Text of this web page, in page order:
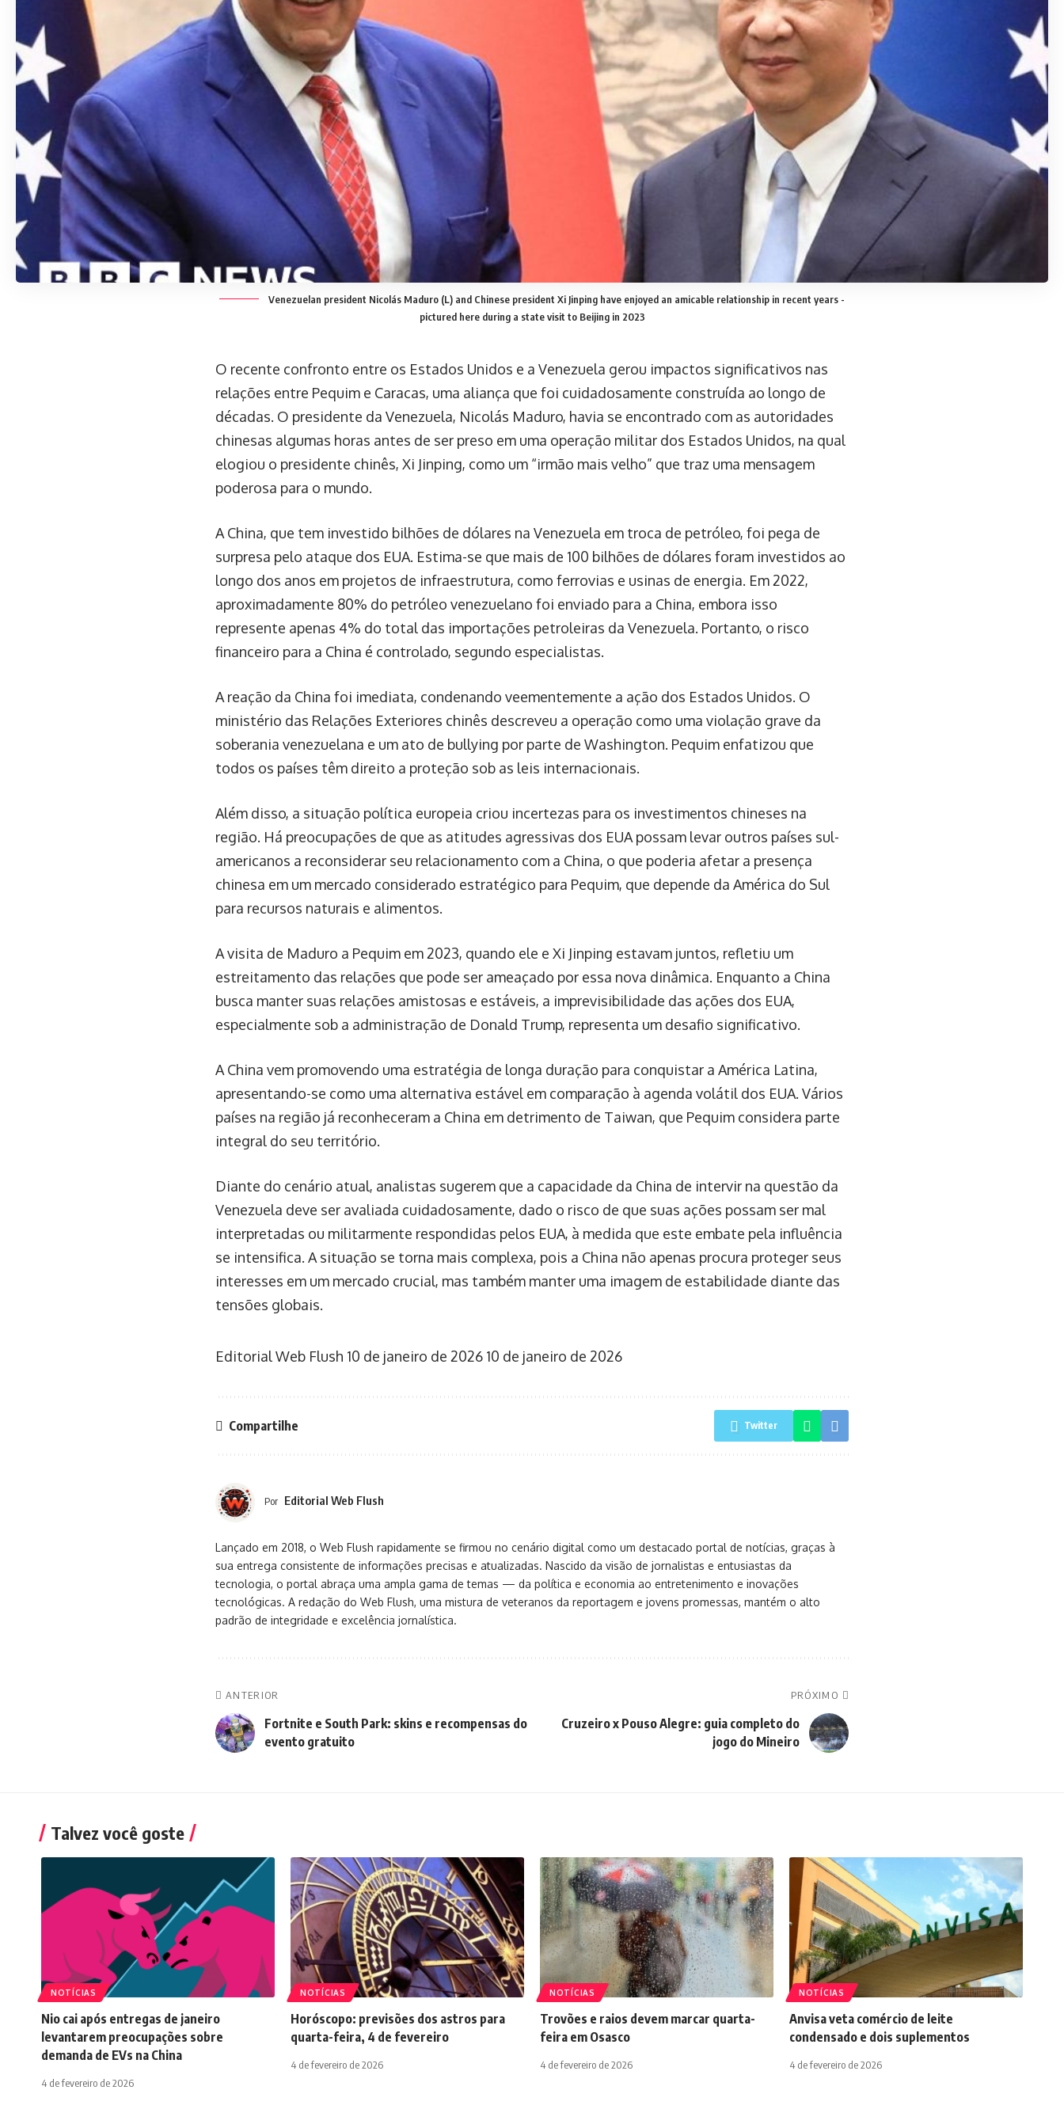
Venezuelan president Nicolás Maduro (L) and Chinese president Xi Jinping have enjoyed an amicable relationship in recent years -
pictured here during a state visit to Beijing in 2023
O recente confronto entre os Estados Unidos e a Venezuela gerou impactos significativos nas
relações entre Pequim e Caracas, uma aliança que foi cuidadosamente construída ao longo de
décadas. O presidente da Venezuela, Nicolás Maduro, havia se encontrado com as autoridades
chinesas algumas horas antes de ser preso em uma operação militar dos Estados Unidos, na qual
elogiou o presidente chinês, Xi Jinping, como um “irmão mais velho” que traz uma mensagem
poderosa para o mundo.
A China, que tem investido bilhões de dólares na Venezuela em troca de petróleo, foi pega de
surpresa pelo ataque dos EUA. Estima-se que mais de 100 bilhões de dólares foram investidos ao
longo dos anos em projetos de infraestrutura, como ferrovias e usinas de energia. Em 2022,
aproximadamente 80% do petróleo venezuelano foi enviado para a China, embora isso
represente apenas 4% do total das importações petroleiras da Venezuela. Portanto, o risco
financeiro para a China é controlado, segundo especialistas.
A reação da China foi imediata, condenando veementemente a ação dos Estados Unidos. O
ministério das Relações Exteriores chinês descreveu a operação como uma violação grave da
soberania venezuelana e um ato de bullying por parte de Washington. Pequim enfatizou que
todos os países têm direito a proteção sob as leis internacionais.
Além disso, a situação política europeia criou incertezas para os investimentos chineses na
região. Há preocupações de que as atitudes agressivas dos EUA possam levar outros países sul-
americanos a reconsiderar seu relacionamento com a China, o que poderia afetar a presença
chinesa em um mercado considerado estratégico para Pequim, que depende da América do Sul
para recursos naturais e alimentos.
A visita de Maduro a Pequim em 2023, quando ele e Xi Jinping estavam juntos, refletiu um
estreitamento das relações que pode ser ameaçado por essa nova dinâmica. Enquanto a China
busca manter suas relações amistosas e estáveis, a imprevisibilidade das ações dos EUA,
especialmente sob a administração de Donald Trump, representa um desafio significativo.
A China vem promovendo uma estratégia de longa duração para conquistar a América Latina,
apresentando-se como uma alternativa estável em comparação à agenda volátil dos EUA. Vários
países na região já reconheceram a China em detrimento de Taiwan, que Pequim considera parte
integral do seu território.
Diante do cenário atual, analistas sugerem que a capacidade da China de intervir na questão da
Venezuela deve ser avaliada cuidadosamente, dado o risco de que suas ações possam ser mal
interpretadas ou militarmente respondidas pelos EUA, à medida que este embate pela influência
se intensifica. A situação se torna mais complexa, pois a China não apenas procura proteger seus
interesses em um mercado crucial, mas também manter uma imagem de estabilidade diante das
tensões globais.
Editorial Web Flush 10 de janeiro de 2026 10 de janeiro de 2026
Compartilhe Twitter
Por Editorial Web Flush
Lançado em 2018, o Web Flush rapidamente se firmou no cenário digital como um destacado portal de notícias, graças à
sua entrega consistente de informações precisas e atualizadas. Nascido da visão de jornalistas e entusiastas da
tecnologia, o portal abraça uma ampla gama de temas — da política e economia ao entretenimento e inovações
tecnológicas. A redação do Web Flush, uma mistura de veteranos da reportagem e jovens promessas, mantém o alto
padrão de integridade e excelência jornalística.
ANTERIOR
Fortnite e South Park: skins e recompensas do
evento gratuito
PRÓXIMO
Cruzeiro x Pouso Alegre: guia completo do
jogo do Mineiro
Talvez você goste
NOTÍCIAS
Nio cai após entregas de janeiro
levantarem preocupações sobre
demanda de EVs na China
4 de fevereiro de 2026
NOTÍCIAS
Horóscopo: previsões dos astros para
quarta-feira, 4 de fevereiro
4 de fevereiro de 2026
NOTÍCIAS
Trovões e raios devem marcar quarta-
feira em Osasco
4 de fevereiro de 2026
NOTÍCIAS
Anvisa veta comércio de leite
condensado e dois suplementos
4 de fevereiro de 2026